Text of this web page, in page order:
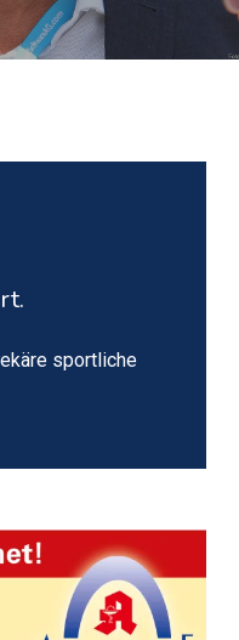
sportliche